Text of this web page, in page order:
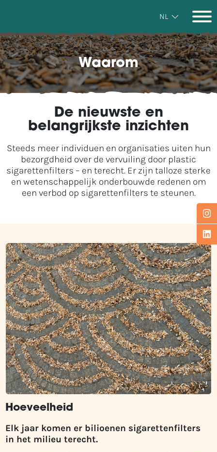
NL
Waarom
De nieuwste en
belangrijkste inzichten
Steeds meer individuen en organisaties uiten hun
bezorgdheid over de vervuiling door plastic
sigarettenfilters – en terecht. Er zijn talloze sterke
en wetenschappelijk onderbouwde redenen om
een verbod op sigarettenfilters te steunen.
Hoeveelheid
Elk jaar komen er bilioenen sigarettenfilters
in het milieu terecht.